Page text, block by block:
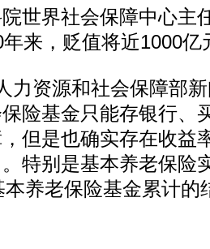
界社会保障中心主
来，贬值将近1000亿
资源和社会保障部新
险基金只能存银行、
但是也确实存在收益
特别是基本养老保险
养老保险基金累计的